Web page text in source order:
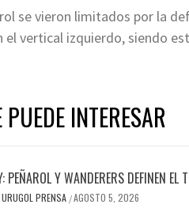
se vieron limitados por la
el vertical izquierdo, siendo
PUEDE INTERESAR
PEÑAROL Y WANDERERS DEFINEN EL
URUGOL PRENSA /AGOSTO 5, 2026